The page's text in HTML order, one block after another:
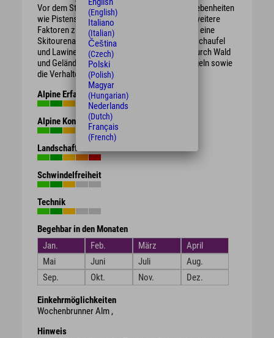
Vor dem Start der Tour sind die örtlichen Gegebenheiten
wie Pistensperrungen, Lawinensituation und weitere
Faktoren zu beachten. Zur Ausrüstung gehört eine
Skitourenausrüstung mit LVS-Gerät, Lawinenschaufel
und Lawinensonde. Die Tour führt teilweise durch Wald
und Gelände, bitte beachte die DSV Umweltregeln sowie
die Verhaltenshinweise des DAV.
Alpine Erfahrung
Alpine Kondition
Landschaft
Schwindelfreiheit
Technik
Begehbar in den Monaten
Jan.
Feb. März
April
Mai
Juni Juli
Aug.
Sep.
Okt. Nov. Dez.
Einkehrmöglichkeiten
Wochenbrunner Alm ,
Hinweis
(English)
Italiano
(Italian)
Čeština
(Czech)
Polski
(Polish)
Magyar
(Hungarian)
Nederlands
(Dutch)
Français
(French)